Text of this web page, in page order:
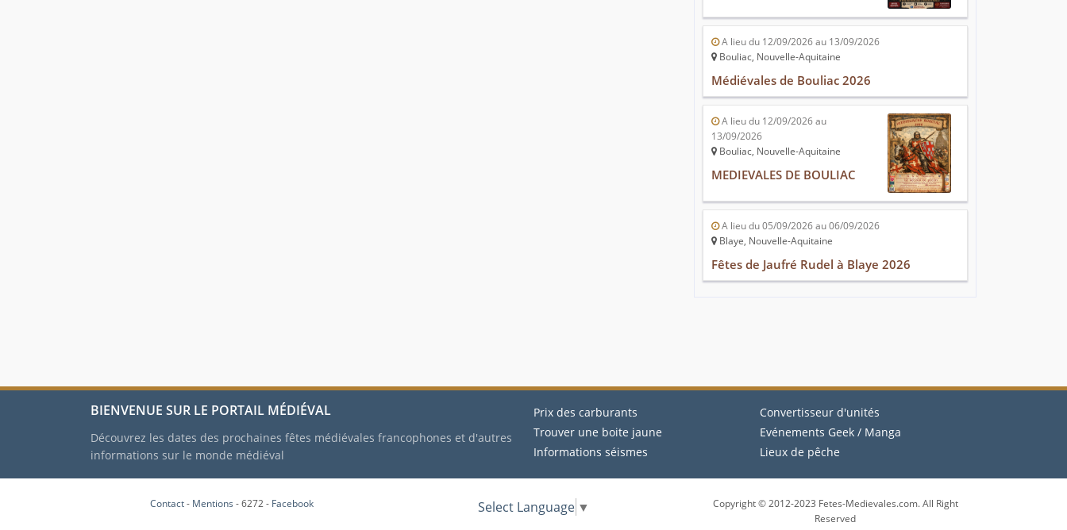
A lieu du 12/09/2026 au 13/09/2026
Bouliac, Nouvelle-Aquitaine
Médiévales de Bouliac 2026
A lieu du 12/09/2026 au
13/09/2026
Bouliac, Nouvelle-Aquitaine
MEDIEVALES DE BOULIAC
A lieu du 05/09/2026 au 06/09/2026
Blaye, Nouvelle-Aquitaine
Fêtes de Jaufré Rudel à Blaye 2026
BIENVENUE SUR LE PORTAIL MÉDIÉVAL
Découvrez les dates des prochaines fêtes médiévales francophones et d'autres
informations sur le monde médiéval
Prix des carburants
Trouver une boite jaune
Informations séismes
Convertisseur d'unités
Evénements Geek / Manga
Lieux de pêche
Contact- Mentions - 6272 - Facebook Select Language ▼
Copyright © 2012-2023 Fetes-Medievales.com. All Right
Reserved